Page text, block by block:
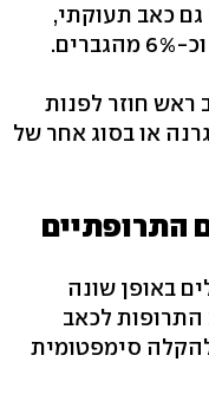
כאב תעוקתי,
ראש חוזר לפנות
או בסוג אחר של
התרופתיים
באופן שונה
התרופות לכאב
סימפטומית